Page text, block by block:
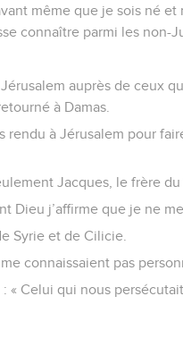
même que je sois né
connaître parmi les non-
auprès de ceux
à Damas.
rendu à Jérusalem pour
Jacques, le frère du
Dieu j’affirme que je ne
Syrie et de Cilicie.
connaissaient pas
« Celui qui nous